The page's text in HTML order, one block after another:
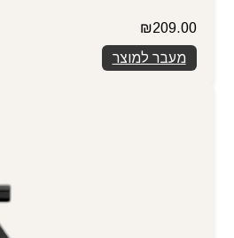
₪209.00
מעבר למוצר